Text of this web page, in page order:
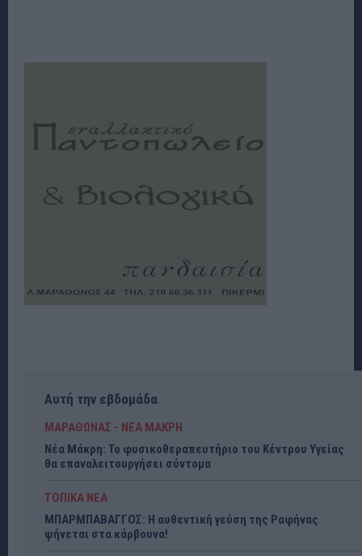
Αυτή την εβδομάδα
ΜΑΡΑΘΩΝΑΣ - ΝΕΑ ΜΑΚΡΗ
Νέα Μάκρη: Το φυσικοθεραπευτήριο του Κέντρου Υγείας
θα επαναλειτουργήσει σύντομα
ΤΟΠΙΚΑ ΝΕΑ
ΜΠΑΡΜΠΑΒΑΓΓΟΣ: Η αυθεντική γεύση της Ραφήνας
ψήνεται στα κάρβουνα!